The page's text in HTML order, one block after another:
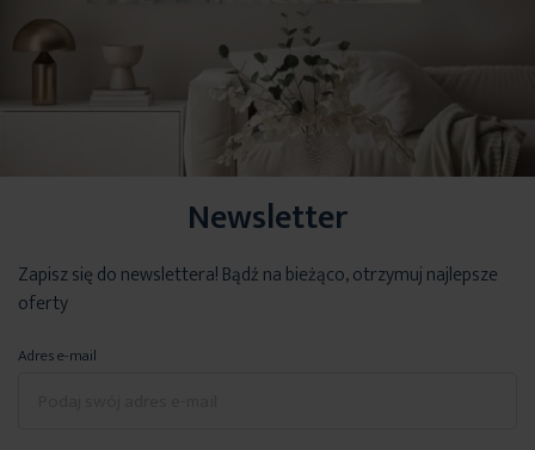
Newsletter
Zapisz się do newslettera! Bądź na bieżąco, otrzymuj najlepsze
oferty
Adres e-mail